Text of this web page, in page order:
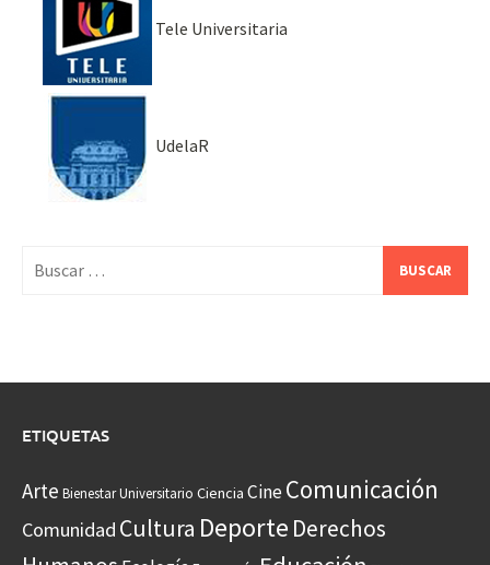
Tele Universitaria
UdelaR
ETIQUETAS
Arte Bienestar Universitario Ciencia CineComunicación
Comunidad Cultura Deporte Derechos